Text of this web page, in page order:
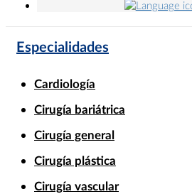
Especialidades
Cardiología
Cirugía bariátrica
Cirugía general
Cirugía plástica
Cirugía vascular